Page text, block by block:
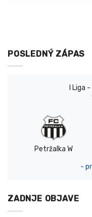
POSLEDNÝ ZÁPAS
I
Petržalka W
-
ZADNJE OBJAVE